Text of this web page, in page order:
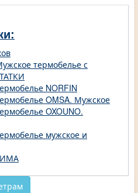
термобелье с
NORFIN
OMSA. Мужское
OXOUNO.
мужское и